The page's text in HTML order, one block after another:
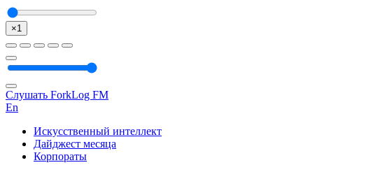
×1
Слушать ForkLog FM
En
Искусственный интеллект
Дайджест месяца
Корпораты